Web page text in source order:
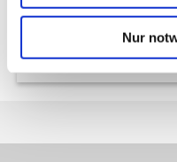
Nur
Behandlung